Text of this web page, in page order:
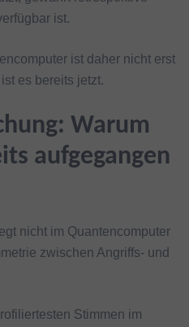
ist.
ist daher nicht erst
es bereits jetzt.
Warum
aufgegangen
nicht im Quantencomputer
zwischen Angriffs- und
Stimmen im